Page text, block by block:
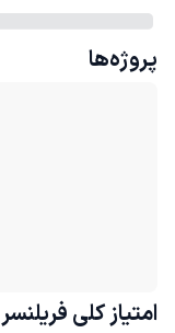
پروژه‌ها
امتیاز کلی فریلنسر